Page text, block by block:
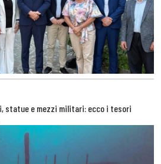
statue e mezzi militari: ecco i tesori